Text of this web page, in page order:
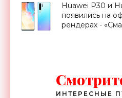
Huawei P30 и
появились на
рендерах -
ИНТЕРЕСНЫЕ